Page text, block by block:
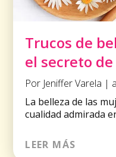
Trucos de
el secreto
Por Jeniffer Varela |
La belleza de las
cualidad admirada
LEER MÁS